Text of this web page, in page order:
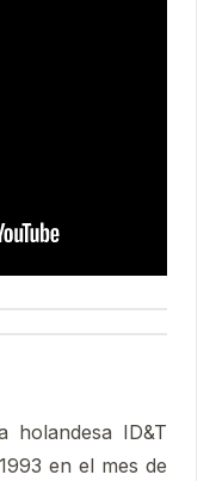
holandesa ID&T
en el mes de